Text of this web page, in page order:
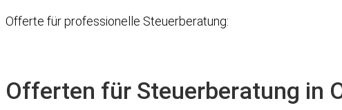
Offerte für professionelle Steuerberatung:
Offerten für Steuerberatung in